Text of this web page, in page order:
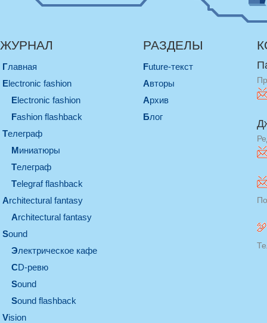
ЖУРНАЛ
Главная
electronic fashion
electronic fashion
Fashion flashback
телеграф
миниатюры
телеграф
Telegraf flashback
architectural fantasy
architectural fantasy
sound
электрическое кафе
CD-ревю
sound
Sound flashback
vision
РАЗДЕЛЫ
Future-текст
Авторы
Архив
Блог